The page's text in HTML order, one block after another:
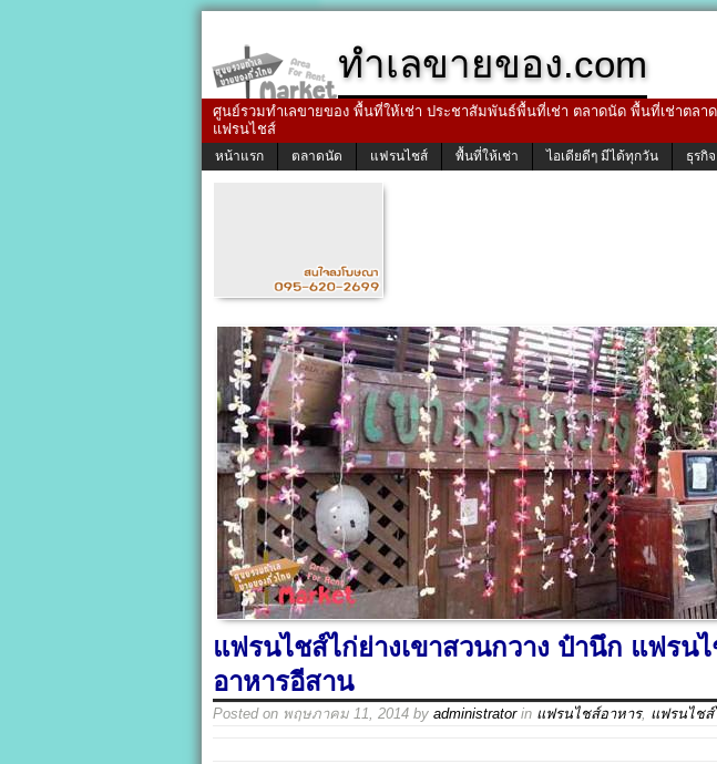
ทำเลขายของ.com
ศูนย์รวมทำเลขายของ พื้นที่ให้เช่า ประชาสัมพันธ์พื้นที่เช่า ตลาดนัด พื้นที่เช่าตล
แฟรนไชส์
หน้าแรก ตลาดนัด แฟรนไชส์ พื้นที่ให้เช่า ไอเดียดีๆ มีได้ทุกวัน ธุรกิ
แฟรนไชส์ไก่ย่างเขาสวนกวาง ป๋านึก แฟรน
อาหารอีสาน
Posted on พฤษภาคม 11, 2014 by administratorin แฟรนไชส์อาหาร, แฟรนไชส์